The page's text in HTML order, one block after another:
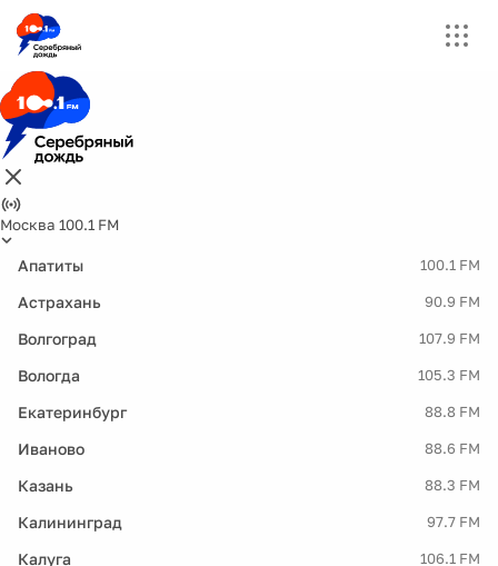
Москва 100.1 FM
Апатиты 100.1 FM
Астрахань 90.9 FM
Волгоград 107.9 FM
Вологда 105.3 FM
Екатеринбург 88.8 FM
Иваново 88.6 FM
Казань 88.3 FM
Калининград 97.7 FM
Калуга 106.1 FM